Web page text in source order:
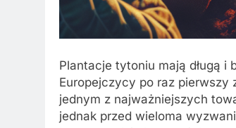
Plantacje tytoniu mają długą
Europejczycy po raz pierwszy
jednym z najważniejszych
jednak przed wieloma